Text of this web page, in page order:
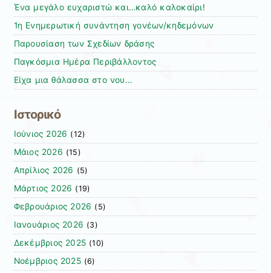
Ένα μεγάλο ευχαριστώ και…καλό καλοκαίρι!
1η Ενημερωτική συνάντηση γονέων/κηδεμόνων
Παρουσίαση των Σχεδίων δράσης
Παγκόσμια Ημέρα Περιβάλλοντος
Είχα μια θάλασσα στο νου…
Ιστορικό
Ιούνιος 2026 (12)
Μάιος 2026 (15)
Απρίλιος 2026 (5)
Μάρτιος 2026 (19)
Φεβρουάριος 2026 (5)
Ιανουάριος 2026 (3)
Δεκέμβριος 2025 (10)
Νοέμβριος 2025(6)